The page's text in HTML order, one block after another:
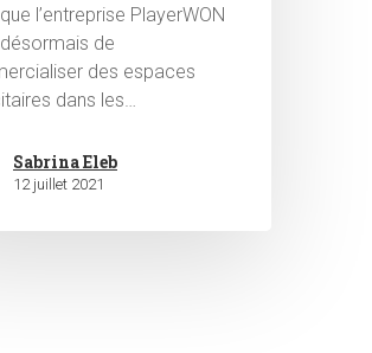
l’entreprise PlayerWON
de
des espaces
dans les…
Sabrina Eleb
12 juillet 2021